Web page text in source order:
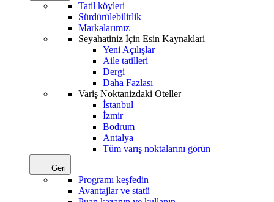
Tatil köyleri
Sürdürülebilirlik
Markalarımız
Seyahatiniz İçin Esin Kaynaklari
Yeni Açılışlar
Aile tatilleri
Dergi
Daha Fazlası
Variş Noktanizdaki Oteller
İstanbul
İzmir
Bodrum
Antalya
Tüm varış noktalarını görün
Geri
Programı keşfedin
Avantajlar ve statü